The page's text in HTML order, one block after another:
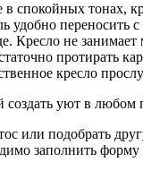
спокойных тонах,
удобно переносить с
Кресло не
протирать
кресло
создать уют в
или подобрать
заполнить